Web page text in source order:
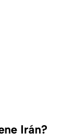
Irán?